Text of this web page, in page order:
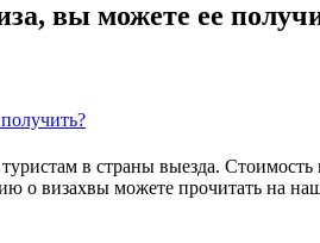
вы можете ее
в страны выезда.
о визахвы можете прочитать на